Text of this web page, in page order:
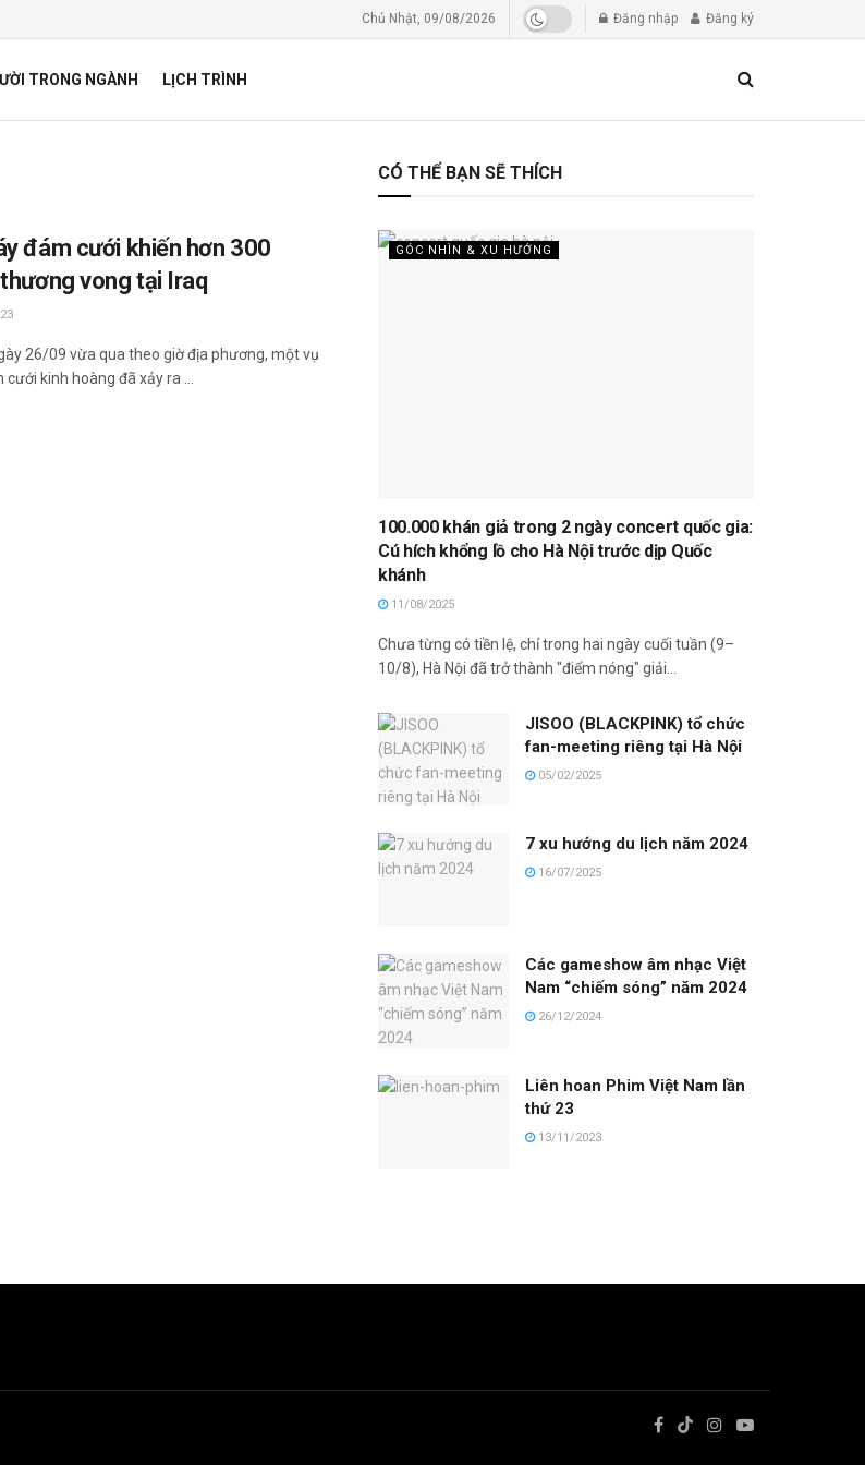
Chủ Nhật, 09/08/2026 Đăng nhập Đăng ký
TRONG NGÀNH LỊCH TRÌNH
đám cưới khiến hơn 300
vong tại Iraq
26/09 vừa qua theo giờ địa phương, một vụ
kinh hoàng đã xảy ra ...
CÓ THỂ BẠN SẼ THÍCH
GÓC NHÌN & XU HƯỚNG
100.000 khán giả trong 2 ngày concert quốc gia:
Cú hích khổng lồ cho Hà Nội trước dịp Quốc
khánh
11/08/2025
Chưa từng có tiền lệ, chỉ trong hai ngày cuối tuần (9–
10/8), Hà Nội đã trở thành "điểm nóng" giải...
JISOO (BLACKPINK) tổ chức
fan-meeting riêng tại Hà Nội
05/02/2025
7 xu hướng du lịch năm 2024
16/07/2025
Các gameshow âm nhạc Việt
Nam “chiếm sóng” năm 2024
26/12/2024
Liên hoan Phim Việt Nam lần
thứ 23
13/11/2023